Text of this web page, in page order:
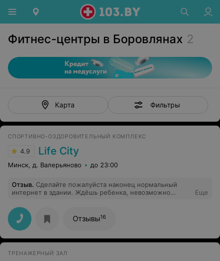
Фитнес-центры в Боровлянах 2
Карта Фильтры
СПОРТИВНО-ОЗДОРОВИТЕЛЬНЫЙ КОМПЛЕКС
4.9 Life City
Минск, д. Валерьяново до 23:00
Отзыв. Сделайте пожалуйста наконец нормальный
интернет в здании. Ждёшь ребенка, невозможно
программа тренировок не открывается. Уже столько
лет одна и та же проблема. Пожалуйста!, исправьте,
услышьте ваших клиентов!! И ложку для обуви в
женской раздевалке тоже поменяйте, уже давным
давно сломана.
Еще
Отзывы16
ТРЕНАЖЕРНЫЙ ЗАЛ